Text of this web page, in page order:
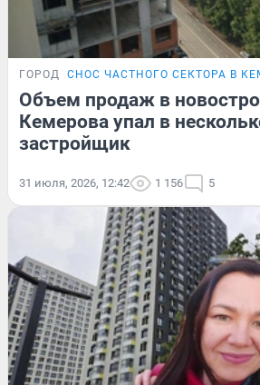
ГОРОД СНОС ЧАСТНОГО СЕКТОРА В
Объем продаж в
Кемерова упал в
застройщик
31 июля, 2026, 12:42 1 156 5